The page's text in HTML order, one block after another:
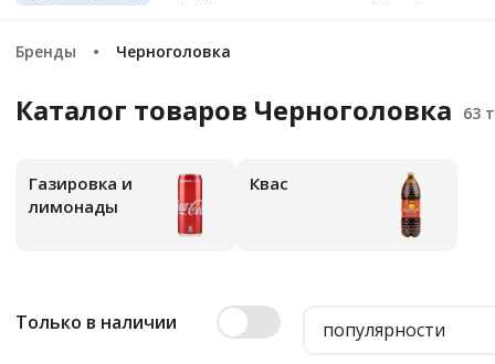
Бренды Черноголовка
Каталог товаров Черноголовка
Газировка и
лимонады
Квас
Только в наличии популярности